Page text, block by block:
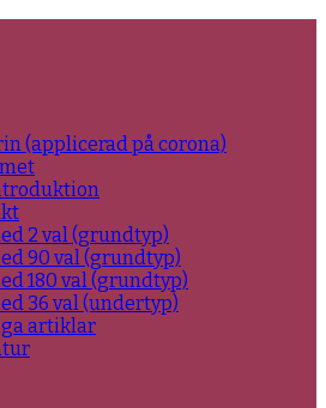
(applicerad på corona)
2 val (grundtyp)
90 val (grundtyp)
180 val (grundtyp)
36 val (undertyp)
artiklar